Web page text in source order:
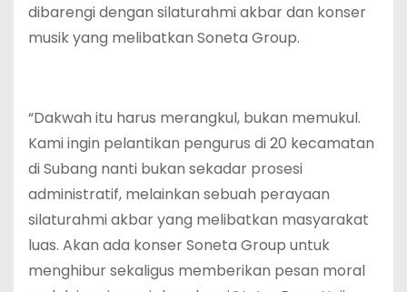
dibarengi dengan silaturahmi akbar dan konser
musik yang melibatkan Soneta Group.
“Dakwah itu harus merangkul, bukan memukul.
Kami ingin pelantikan pengurus di 20 kecamatan
di Subang nanti bukan sekadar prosesi
administratif, melainkan sebuah perayaan
silaturahmi akbar yang melibatkan masyarakat
luas. Akan ada konser Soneta Group untuk
menghibur sekaligus memberikan pesan moral